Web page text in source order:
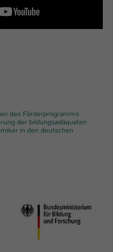
des Förderprogramms
der bildungsadäquaten
in den deutschen